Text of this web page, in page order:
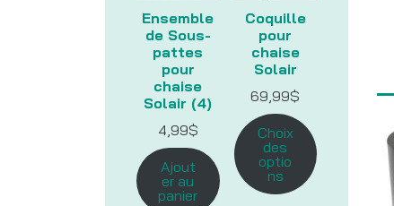
Ensemble
de Sous-
pattes
pour
chaise
Solair (4)
4,99$
Ajout
er au
panier
Coquille
pour
chaise
Solair
69,99$
Choix
des
optio
ns